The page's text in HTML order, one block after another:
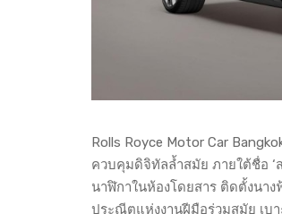
Rolls Royce Motor Car
ควบคุมดิจิทัลล้ำสมัย ภายใต้ชื่อ ‘
นาฬิกาในห้องโดยสาร ติดตั้งนา
ประณีตแห่งงานฝีมือร่วมสมัย เบา